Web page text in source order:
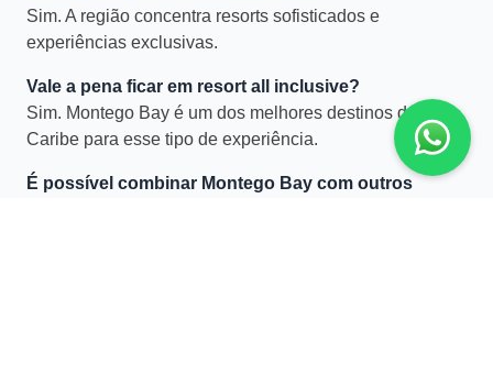
Sim. A região concentra resorts sofisticados e
experiências exclusivas.
Vale a pena ficar em resort all inclusive?
Sim. Montego Bay é um dos melhores destinos do
Caribe para esse tipo de experiência.
É possível combinar Montego Bay com outros